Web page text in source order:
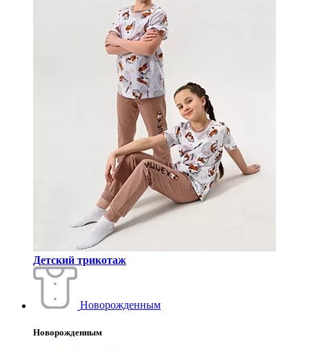
Детский трикотаж
Новорожденным
Новорожденным